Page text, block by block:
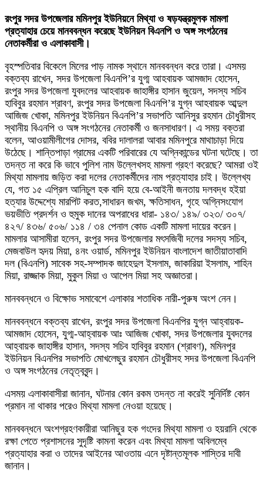
রংপুর সদর উপজেলার মমিনপুর ইউনিয়নে মিথ্যা ও ষড়যন্ত্রমুলক মামলা
প্রত্যাহার চেয়ে মানববন্ধন করেছে ইউনিয়ন বিএনপি ও অঙ্গ সংগঠনের
নেতাকর্মীরা ও এলাকাবাসী।
বৃহস্পতিবার বিকেলে মিলের পাড় নামক স্থানে মানববন্ধন করে তারা। এসময়
বক্তব্য রাখেন, সদর উপজেলা বিএনপি’র যুগ্ম আহবায়ক আমজাদ হোসেন,
রংপুর সদর উপজেলা যুবদলের আহবায়ক জাহাঙ্গীর হাসান জুয়েল, সদস্য সচিব
হাবিবুর রহমান শ্রাবণ, রংপুর সদর উপজেলা বিএনপি’র যুগ্ন আহবায়ক আব্দুল
আজিজ খোকা, মমিনপুর ইউনিয়ন বিএনপি’র সভাপতি আনিসুর রহমান চৌধুরীসহ
স্থানীয় বিএনপি ও অঙ্গ সংগঠনের নেতাকর্মী ও জনসাধারণ। এ সময় বক্তরা
বলেন, আওয়ামীলীগের দোসর, ববির দালালরা আবার মমিনপুরে মাথাচাড়া দিয়ে
উঠেছে। শান্তিপাড়া গ্রামের একটি পরিবারের যে অগ্নিকান্ডের ঘটনা ঘটেছে। তা
তদন্ত না করে কি ভাবে পুলিশ নাম উল্লেখসহ মামলা গ্রহণ করেছে? আমরা ওই
মিথ্যা মামলায় জড়িত করা দলের নেতাকর্মীদের নাম প্রত্যাহার চাই। উল্লেখ্য
যে, গত ১৫ এপ্রিল আনিচুল হক বাদি হয়ে বে-আইনী জনতায় দলবদ্ধ হইয়া
হত্যার উদ্দেশ্যে মারপিট করত,সাধারন জখম, ক্ষতিসাধন, গৃহে অগ্নিসংযোগ
ভয়ভীতি প্রদর্শন ও হুমুক দানের অপরাধের ধারা- ১৪৩/ ১৪৯/ ৩২৩/ ৩০৭/
৪২৭/ ৪৩৬/ ৫০৬/ ১১৪ / ৩৪ পেনাল কোড একটি মামলা দায়ের করেন।
মামলার আসামীরা হলেন, রংপুর সদর উপজেলার মৎসজিবী দলের সদস্য সচিব,
মেজবাউল হৃদয় মিয়া, ৪নং ওয়ার্ড, মমিনপুর ইউনিয়ন বাংলাদেশ জাতীয়াতাবাদি
দল (বিএনপি) সাবেক সহ-সম্পাদক জাহেদুল ইসলাম, জাকারিয়া ইসলাম, শাহিন
মিয়া, রাজ্জাক মিয়া, মুকুল মিয়া ও আপেল মিয়া সহ অজ্ঞাতরা।
মানববন্ধনে ও বিক্ষোভ সমাবেশে এলাকার শতাধিক নারী-পুরুষ অংশ নেন।
মানববন্ধনে বক্তব্য রাখেন, রংপুর সদর উপজেলা বিএনপির যুগ্ন আহ্বায়ক-
আমজাদ হোসেন, যুগ্ম-আহ্বায়ক আঃ আজিজ খোকা, সদর উপজেলার যুবদলের
আহ্বায়ক জাহাঙ্গীর হাসান, সদস্য সচিব হাবিবুর রহমান (শ্রাবণ), মমিনপুর
ইউনিয়ন বিএনপির সভাপতি মোখলেছুর রহমান চৌধুরীসহ সদর উপজেলা বিএনপি
ও অঙ্গ সংগঠনের নেতৃত্ববৃন্দ।
এসময় এলাকাবাসীরা জানান, ঘটনার কোন রকম তদন্ত না করেই সুনির্দিষ্ট কোন
প্রমান না থাকার পরেও মিথ্যা মামলা নেওয়া হয়েছে।
মানববন্ধনে অংশগ্রহণকারীরা আনিছুর হক গংদের মিথ্যা মামলা ও হয়রানি থেকে
রক্ষা পেতে প্রশাসনের সুদৃষ্টি কামনা করেন এবং মিথ্যা মামলা অবিলম্বে
প্রত্যাহার করা ও তাদের আইনের আওতায় এনে দৃষ্টান্তমূলক শাস্তির দাবী
জানান।